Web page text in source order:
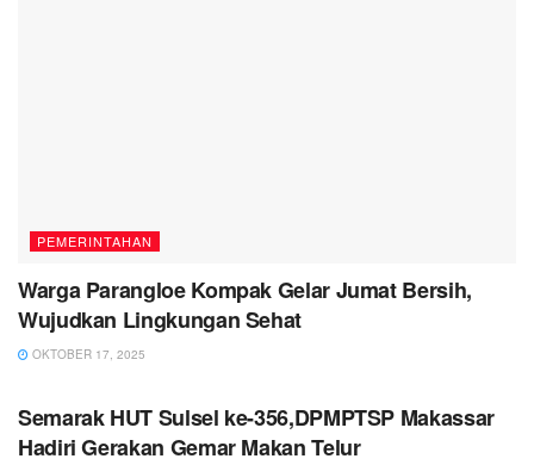
PEMERINTAHAN
Warga Parangloe Kompak Gelar Jumat Bersih,
Wujudkan Lingkungan Sehat
OKTOBER 17, 2025
Semarak HUT Sulsel ke-356,DPMPTSP Makassar
Hadiri Gerakan Gemar Makan Telur